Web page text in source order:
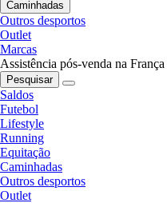
Caminhadas
Outros desportos
Outlet
Marcas
Assistência pós-venda na França
Pesquisar
Saldos
Futebol
Lifestyle
Running
Equitação
Caminhadas
Outros desportos
Outlet